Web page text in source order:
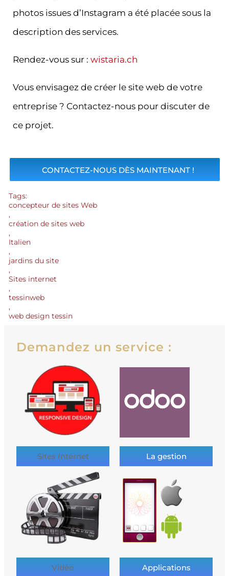
photos issues d’Instagram a été placée sous la
description des services.
Rendez-vous sur : wistaria.ch
Vous envisagez de créer le site web de votre
entreprise ? Contactez-nous pour discuter de
ce projet.
CONTACTEZ-NOUS DÈS MAINTENANT !
Tags:
concepteur de sites Web
,
création de sites web
,
Italien
,
jardins du site
,
Sites internet
,
tessinweb
,
web design tessin
Demandez un service :
Sites Internet La gestion
Vidéo Applications